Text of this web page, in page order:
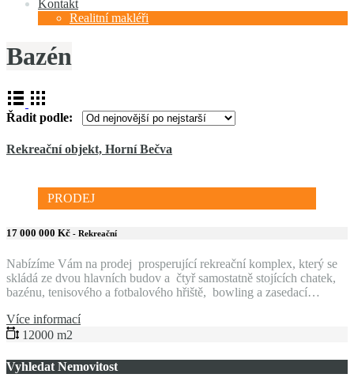
Kontakt
Realitní makléři
Bazén
Řadit podle:
Rekreační objekt, Horní Bečva
PRODEJ
17 000 000 Kč - Rekreační
Nabízíme Vám na prodej prosperující rekreační komplex, který se
skládá ze dvou hlavních budov a čtyř samostatně stojících chatek,
bazénu, tenisového a fotbalového hřiště, bowling a zasedací…
Více informací
12000 m2
Vyhledat Nemovitost